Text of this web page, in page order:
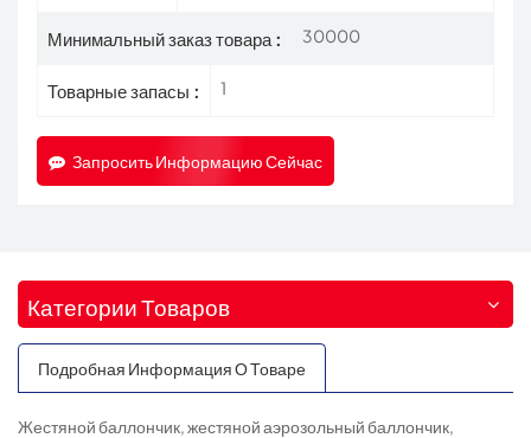
Минимальный заказ товара : 30000
Товарные запасы : 1
Запросить Информацию Сейчас
Категории Товаров
Подробная Информация О Товаре
Жестяной баллончик, жестяной аэрозольный баллончик,